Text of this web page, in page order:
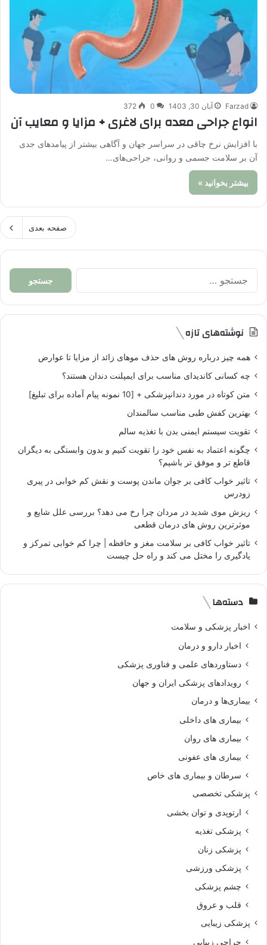
Farzad آبان 30, 1403 0
372
انواع جراحی معده برای لاغری + مزایا و معایب آن
با افزایش نرخ چاقی در سراسر جهان و آگاهی بیشتر از پیامدهای جدی
آن بر سلامت جسمی و روانی، جراحی‌های…
بیشتر بخوانید »
صفحه بعدی
جستجو
برای:
نوشته‌های تازه
همه چیز درباره روش های حذف موهای زائد از مزایا تا عوارض
چه کسانی کاندیدای مناسب برای ایمپلنت دندان هستند؟
متن کوتاه در مورد دندانپزشکی + [10 نمونه پیام آماده برای تبلیغ]
بهترین کفش طبی مناسب سالمندان
تقویت سیستم ایمنی بدن با تغذیه سالم
چگونه اعتماد به نفس خود را تقویت کنیم و بدون وابستگی به دیگران
قاطع تر و موفق تر باشیم؟
تاثیر خواب کافی بر جوان ماندن پوست و نقش کم خوابی در پیری
زودرس
ریزش موی شدید در مردان چرا رخ می دهد؟ بررسی علل شایع و
موثرترین روش های درمان قطعی
تاثیر خواب کافی بر سلامت مغز و حافظه | چرا کم خوابی تمرکز و
یادگیری را مختل می کند و راه حل چیست
دسته‌ها
اخبار پزشکی و سلامت
اخبار دارو و درمان
دستاوردهای علمی و فناوری پزشکی
رویدادهای پزشکی ایران و جهان
بیماری‌ها و درمان
بیماری های داخلی
بیماری های روان‌
بیماری های عفونی
سرطان و بیماری های خاص
پزشکی تخصصی
ارتوپدی و توان بخشی
پزشکی تغذیه
پزشکی زنان
پزشکی ورزشی
چشم پزشکی
قلب و عروق
پزشکی زیبایی
جراحی زیبایی